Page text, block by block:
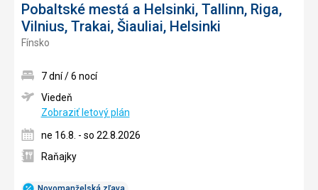
Pobaltské mestá a Helsinki, Tallinn, Riga,
Vilnius, Trakai, Šiauliai, Helsinki
Fínsko
7 dní / 6 nocí
Viedeň
Zobraziť letový plán
ne 16.8. - so 22.8.2026
Raňajky